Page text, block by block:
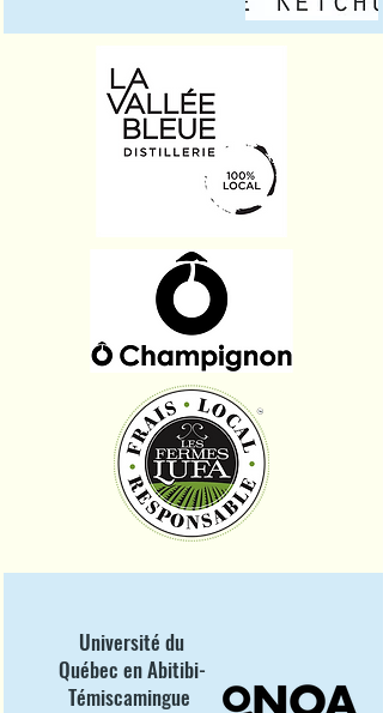
Université du
Québec en Abitibi-
Témiscamingue